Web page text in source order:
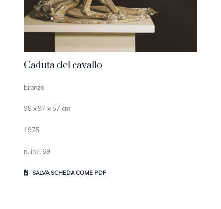
Caduta del cavallo
bronzo
98 x 97 x 57 cm
1975
n. inv. 69
SALVA SCHEDA COME PDF